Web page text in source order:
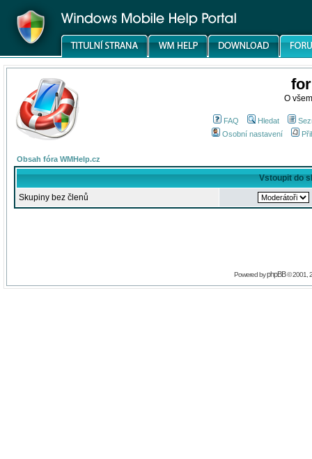
O
FAQ Hledat
Osobní nastavení
Obsah fóra WMHelp.cz
Vstoupit do
Skupiny bez členů
Powered byphpBB© 2001,